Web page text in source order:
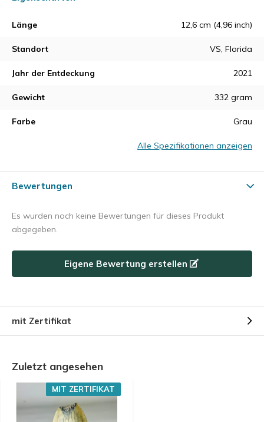
Länge 12,6 cm (4,96 inch)
Standort VS, Florida
Jahr der Entdeckung 2021
Gewicht 332 gram
Farbe Grau
Alle Spezifikationen anzeigen
Bewertungen
Es wurden noch keine Bewertungen für dieses Produkt
abgegeben.
Eigene Bewertung erstellen
mit Zertifikat
Zuletzt angesehen
MIT ZERTIFIKAT